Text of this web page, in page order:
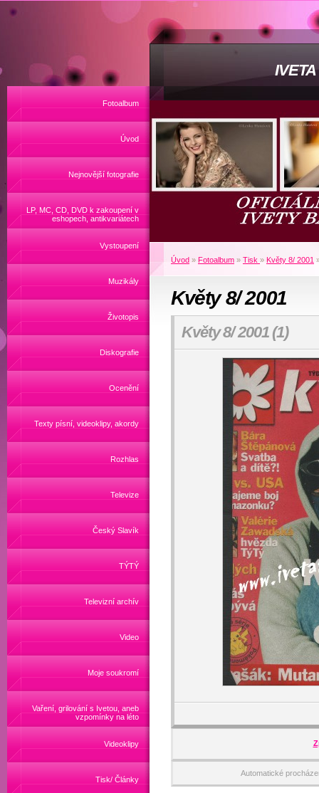
Fotoalbum
Úvod
Nejnovější fotografie
LP, MC, CD, DVD k zakoupení v
eshopech, antikvariátech
Vystoupení
Muzikály
Životopis
Diskografie
Ocenění
Texty písní, videoklipy, akordy
Rozhlas
Televize
Český Slavík
TÝTÝ
Televizní archív
Video
Moje soukromí
Vaření, grilování s Ivetou, aneb
vzpomínky na léto
Videoklipy
Tisk/ Články
Úvod » Fotoalbum » Tisk » Květy 8/ 2001
Květy 8/ 2001
Květy 8/ 2001 (1)
Automatické